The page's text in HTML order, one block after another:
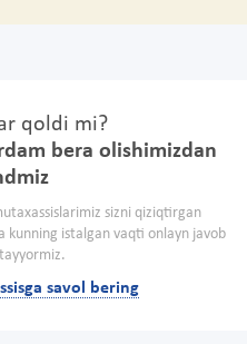
qoldi mi?
bera olishimizdan
sizni qiziqtirgan
kunning istalgan vaqti onlayn javob
savol bering